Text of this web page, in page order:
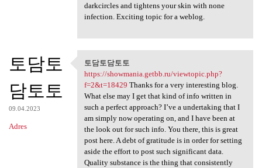
darkcircles and tightens your skin with none
infection. Exciting topic for a weblog.
토담토
담토토
09.04.2023
Adres
토담토담토토 https://showmania
토담토담토토
https://showmania.getbb.ru/viewtopic.php?
f=2&t=18429 Thanks for a very interesting blog.
What else may I get that kind of info written in
such a perfect approach? I’ve a undertaking that I
am simply now operating on, and I have been at
the look out for such info. You there, this is great
post here. A debt of gratitude is in order for setting
aside the effort to post such significant data.
Quality substance is the thing that consistently